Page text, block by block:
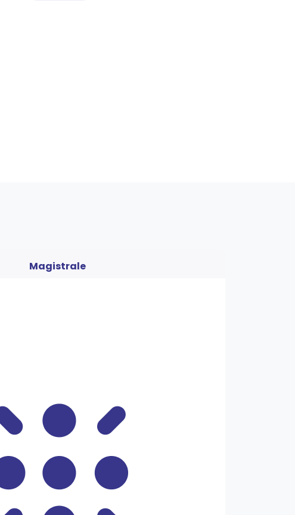
Magistrale